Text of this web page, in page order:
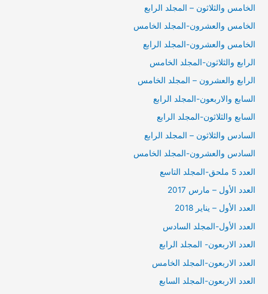
الخامس والثلاثون – المجلد الرابع
الخامس والعشرون-المجلد الخامس
الخامس والعشرون-المجلد الرابع
الرابع والثلاثون-المجلد الخامس
الرابع والعشرون – المجلد الخامس
السابع والاربعون-المجلد الرابع
السابع والثلاثون-المجلد الرابع
السادس والثلاثون – المجلد الرابع
السادس والعشرون-المجلد الخامس
العدد 5 ملحق-المجلد التاسع
العدد الأول – مارس 2017
العدد الأول – يناير 2018
العدد الأول-المجلد السادس
العدد الاربعون- المجلد الرابع
العدد الاربعون-المجلد الخامس
العدد الاربعون-المجلد السابع